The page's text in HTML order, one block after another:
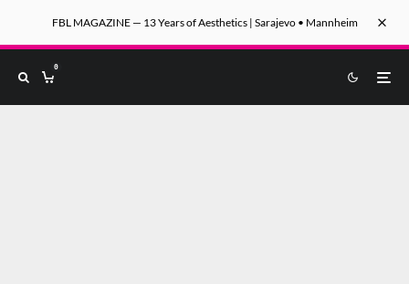
FBL MAGAZINE — 13 Years of Aesthetics | Sarajevo • Mannheim
0